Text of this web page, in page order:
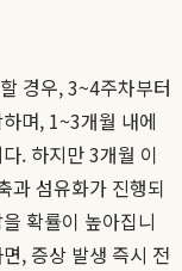
경우, 3~4주차부터
며, 1~3개월 내에
. 하지만 3개월 이
과 섬유화가 진행되
확률이 높아집니
, 증상 발생 즉시 전